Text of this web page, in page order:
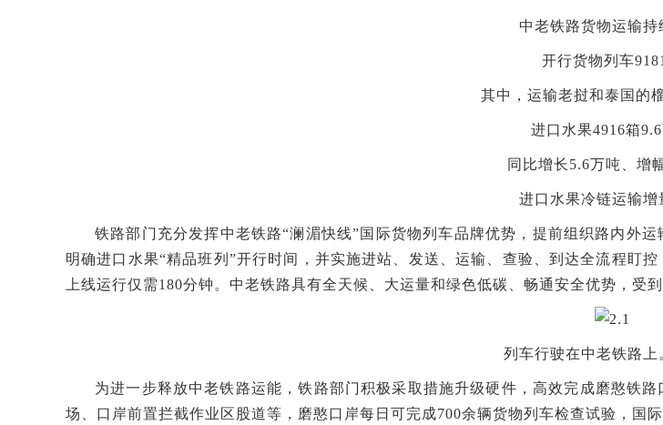
中老铁路货物运输持
开行货物列车
其中，运输老挝和泰国的
进口水果4916箱
同比增长5.6万吨、增
进口水果冷链运输增
铁路部门充分发挥中老铁路“澜湄快线”国际货物列车品牌优势，提前组织路内外
明确进口水果“精品班列”开行时间，并实施进站、发送、运输、查验、到达全流程盯
上线运行仅需180分钟。中老铁路具有全天候、大运量和绿色低碳、畅通安全优势，受
列车行驶在中老铁路上
为进一步释放中老铁路运能，铁路部门积极采取措施升级硬件，高效完成磨憨铁
场、口岸前置拦截作业区股道等，磨憨口岸每日可完成700余辆货物列车检查试验，国